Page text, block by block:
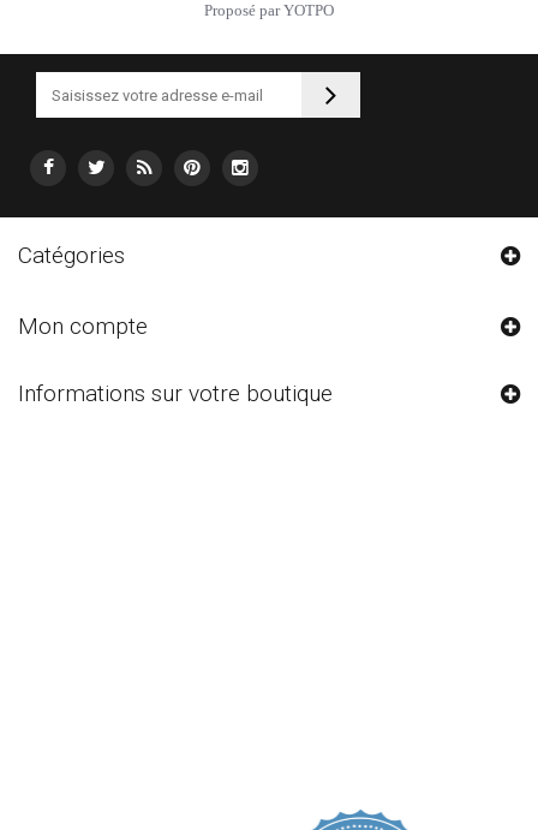
Proposé par YOTPO
Catégories
Mon compte
Informations sur votre boutique